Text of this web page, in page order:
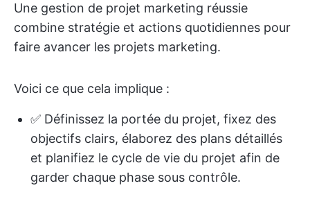
Une gestion de projet marketing réussie
combine stratégie et actions quotidiennes pour
faire avancer les projets marketing.
Voici ce que cela implique :
✅ Définissez la portée du projet, fixez des
objectifs clairs, élaborez des plans détaillés
et planifiez le cycle de vie du projet afin de
garder chaque phase sous contrôle.